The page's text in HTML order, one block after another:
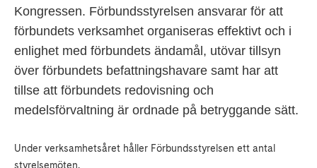
Kongressen. Förbundsstyrelsen ansvarar för att
förbundets verksamhet organiseras effektivt och i
enlighet med förbundets ändamål, utövar tillsyn
över förbundets befattningshavare samt har att
tillse att förbundets redovisning och
medelsförvaltning är ordnade på betryggande sätt.
Under verksamhetsåret håller Förbundsstyrelsen ett antal
styrelsemöten.